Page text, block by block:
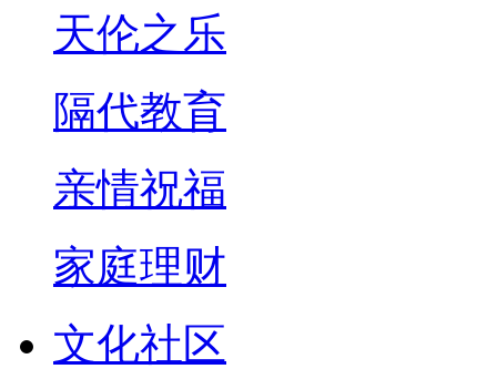
天伦之乐
隔代教育
亲情祝福
家庭理财
文化社区